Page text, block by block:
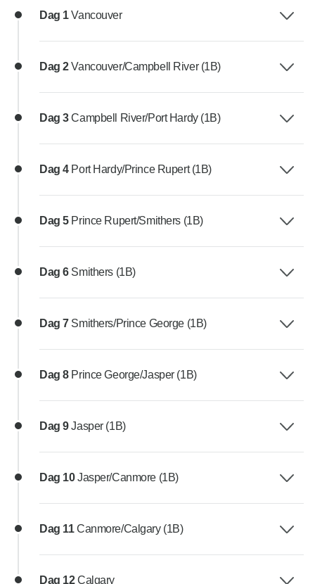
Dag 1Vancouver
Dag 2Vancouver/Campbell River (1B)
Dag 3Campbell River/Port Hardy (1B)
Dag 4 Port Hardy/Prince Rupert (1B)
Dag 5 Prince Rupert/Smithers (1B)
Dag 6 Smithers (1B)
Dag 7 Smithers/Prince George (1B)
Dag 8 Prince George/Jasper (1B)
Dag 9Jasper (1B)
Dag 10Jasper/Canmore (1B)
Dag 11Canmore/Calgary (1B)
Dag 12Calgary